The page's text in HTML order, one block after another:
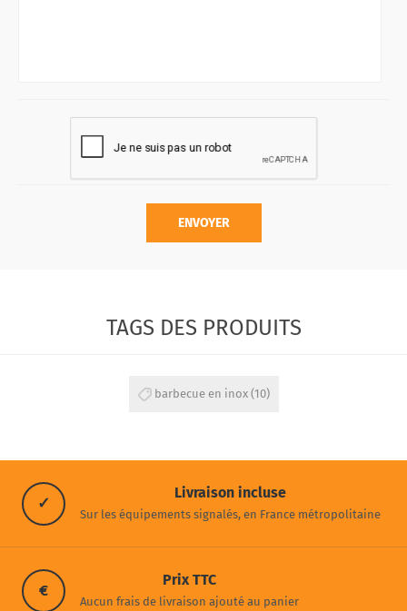
ENVOYER
TAGS DES PRODUITS
barbecue en inox (10)
✓
Livraison incluse
Sur les équipements signalés, en France métropolitaine
€
Prix TTC
Aucun frais de livraison ajouté au panier